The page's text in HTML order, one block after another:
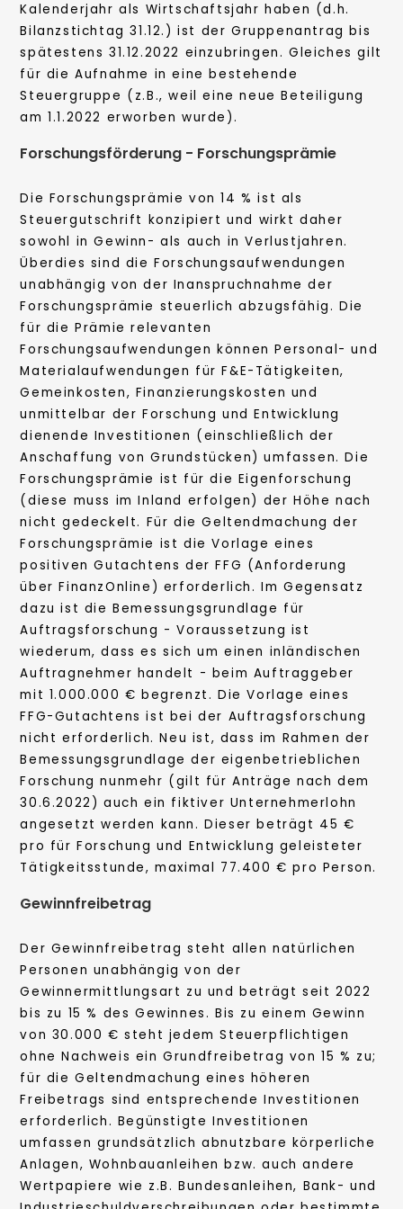
Kalenderjahr als Wirtschaftsjahr haben (d.h.
Bilanzstichtag 31.12.) ist der Gruppenantrag bis
spätestens 31.12.2022 einzubringen. Gleiches gilt
für die Aufnahme in eine bestehende
Steuergruppe (z.B., weil eine neue Beteiligung
am 1.1.2022 erworben wurde).
Forschungsförderung - Forschungsprämie
Die Forschungsprämie von 14 % ist als
Steuergutschrift konzipiert und wirkt daher
sowohl in Gewinn- als auch in Verlustjahren.
Überdies sind die Forschungsaufwendungen
unabhängig von der Inanspruchnahme der
Forschungsprämie steuerlich abzugsfähig. Die
für die Prämie relevanten
Forschungsaufwendungen können Personal- und
Materialaufwendungen für F&E-Tätigkeiten,
Gemeinkosten, Finanzierungskosten und
unmittelbar der Forschung und Entwicklung
dienende Investitionen (einschließlich der
Anschaffung von Grundstücken) umfassen. Die
Forschungsprämie ist für die Eigenforschung
(diese muss im Inland erfolgen) der Höhe nach
nicht gedeckelt. Für die Geltendmachung der
Forschungsprämie ist die Vorlage eines
positiven Gutachtens der FFG (Anforderung
über FinanzOnline) erforderlich. Im Gegensatz
dazu ist die Bemessungsgrundlage für
Auftragsforschung - Voraussetzung ist
wiederum, dass es sich um einen inländischen
Auftragnehmer handelt - beim Auftraggeber
mit 1.000.000 € begrenzt. Die Vorlage eines
FFG-Gutachtens ist bei der Auftragsforschung
nicht erforderlich. Neu ist, dass im Rahmen der
Bemessungsgrundlage der eigenbetrieblichen
Forschung nunmehr (gilt für Anträge nach dem
30.6.2022) auch ein fiktiver Unternehmerlohn
angesetzt werden kann. Dieser beträgt 45 €
pro für Forschung und Entwicklung geleisteter
Tätigkeitsstunde, maximal 77.400 € pro Person.
Gewinnfreibetrag
Der Gewinnfreibetrag steht allen natürlichen
Personen unabhängig von der
Gewinnermittlungsart zu und beträgt seit 2022
bis zu 15 % des Gewinnes. Bis zu einem Gewinn
von 30.000 € steht jedem Steuerpflichtigen
ohne Nachweis ein Grundfreibetrag von 15 % zu;
für die Geltendmachung eines höheren
Freibetrags sind entsprechende Investitionen
erforderlich. Begünstigte Investitionen
umfassen grundsätzlich abnutzbare körperliche
Anlagen, Wohnbauanleihen bzw. auch andere
Wertpapiere wie z.B. Bundesanleihen, Bank- und